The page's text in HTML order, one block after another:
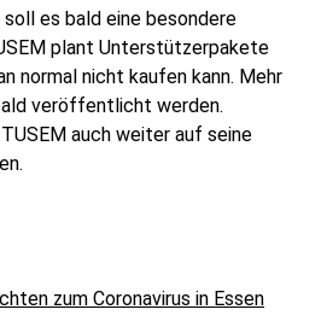
es bald eine besondere
plant Unterstützerpakete
normal nicht kaufen kann. Mehr
veröffentlicht werden.
auch weiter auf seine
zum Coronavirus in Essen